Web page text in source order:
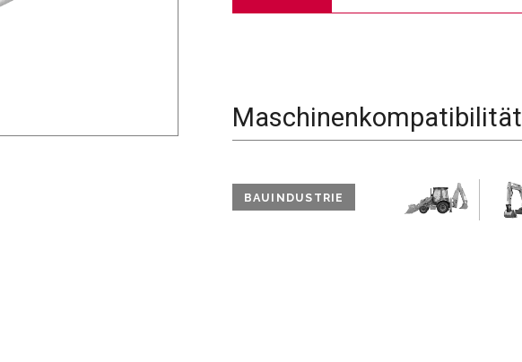
Maschinenkompatibilität
BAUINDUSTRIE